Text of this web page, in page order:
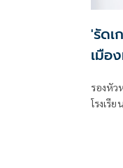
'รัดเ
เมือ
รองหัว
โรงเรี